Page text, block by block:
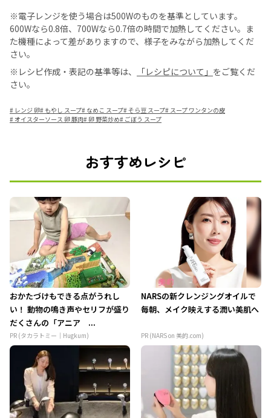
※電子レンジを使う場合は500Wのものを基準としています。
600Wなら0.8倍、700Wなら0.7倍の時間で加熱してください。ま
た機種によって差がありますので、様子をみながら加熱してくだ
さい。
※レシピ作成・表記の基準等は、
「レシピについて」 をご覧くだ
さい。
# レンジ 卵# もやし スープ# なめこ スープ#そら豆 スープ# スープ ワンタンの皮
#オイスターソース 卵 豚肉#卵 野菜炒め# ごぼう スープ
おすすめレシピ
おかたづけもできる点がうれし
い！ 動物の鳴き声やセリフが盛り
だくさんの「アニア ...
PR (タカラトミー｜Hugkum)
NARSの新クレンジングオイルで
毎朝、メイク映えする潤い美肌へ
PR (NARS on 美的.com)